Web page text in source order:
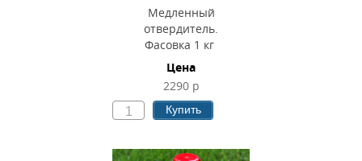
Медленный
отвердитель.
Фасовка 1 кг
Цена
2290 р
Купить